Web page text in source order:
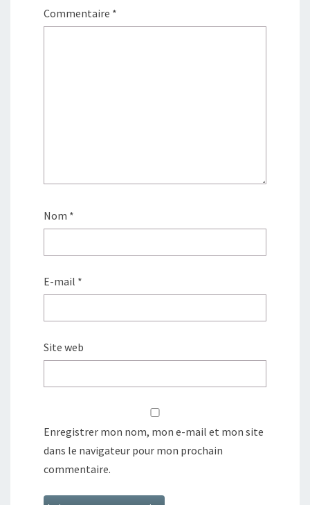
Commentaire *
Nom *
E-mail *
Site web
Enregistrer mon nom, mon e-mail et mon site
dans le navigateur pour mon prochain
commentaire.